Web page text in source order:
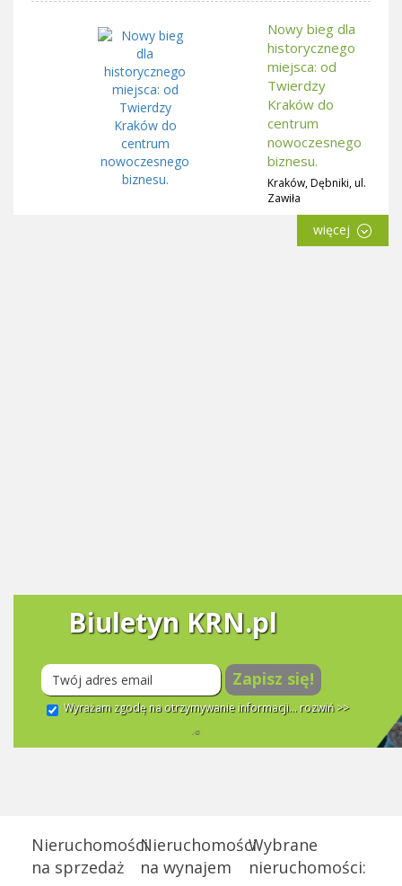
Nowy bieg dla
historycznego
miejsca: od
Twierdzy
Kraków do
centrum
nowoczesnego
biznesu.
Kraków, Dębniki, ul.
Zawiła
więcej
Biuletyn KRN.pl
Zapisz się!
Wyrażam zgodę na otrzymywanie informacji... rozwiń >>
Nieruchomości
na sprzedaż
Nieruchomości
na wynajem
Wybrane
nieruchomości: